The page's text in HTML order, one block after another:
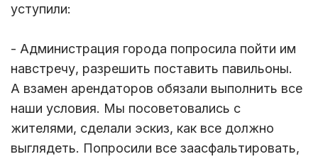
уступили:
- Администрация города попросила пойти им
навстречу, разрешить поставить павильоны.
А взамен арендаторов обязали выполнить все
наши условия. Мы посоветовались с
жителями, сделали эскиз, как все должно
выглядеть. Попросили все заасфальтировать,